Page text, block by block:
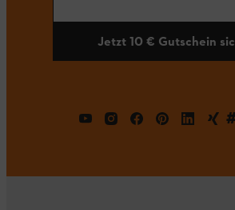
Jetzt 10 € Gutschein